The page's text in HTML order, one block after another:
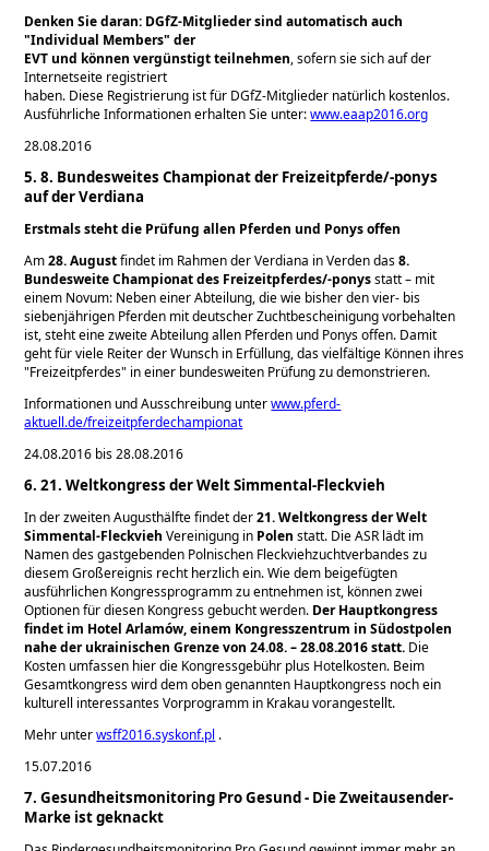
Denken Sie daran: DGfZ-Mitglieder sind automatisch auch
Individual Members der
EVT und können vergünstigt teilnehmen, sofern sie sich auf der
Internetseite registriert
haben. Diese Registrierung ist für DGfZ-Mitglieder natürlich kostenlos.
Ausführliche Informationen erhalten Sie unter:www.eaap2016.org
28.08.2016
5. 8. Bundesweites Championat der Freizeitpferde/-ponys
auf der Verdiana
Erstmals steht die Prüfung allen Pferden und Ponys offen
Am28. Augustfindet im Rahmen der Verdiana in Verden das8.
Bundesweite Championat des Freizeitpferdes/-ponysstatt – mit
einem Novum: Neben einer Abteilung, die wie bisher den vier- bis
siebenjährigen Pferden mit deutscher Zuchtbescheinigung vorbehalten
ist, steht eine zweite Abteilung allen Pferden und Ponys offen. Damit
geht für viele Reiter der Wunsch in Erfüllung, das vielfältige Können ihres
Freizeitpferdes in einer bundesweiten Prüfung zu demonstrieren.
Informationen und Ausschreibung unterwww.pferd-
aktuell.de/freizeitpferdechampionat
24.08.2016 bis 28.08.2016
6. 21. Weltkongress der Welt Simmental‐Fleckvieh
In der zweiten Augusthälfte findet der21. Weltkongress der Welt
Simmental‐FleckviehVereinigung in Polen statt. Die ASR lädt im
Namen des gastgebenden Polnischen Fleckviehzuchtverbandes zu
diesem Großereignis recht herzlich ein. Wie dem beigefügten
ausführlichen Kongressprogramm zu entnehmen ist, können zwei
Optionen für diesen Kongress gebucht werden. Der Hauptkongress
findet im Hotel Arlamów, einem Kongresszentrum in Südostpolen
nahe der ukrainischen Grenze von 24.08. – 28.08.2016 statt. Die
Kosten umfassen hier die Kongressgebühr plus Hotelkosten. Beim
Gesamtkongress wird dem oben genannten Hauptkongress noch ein
kulturell interessantes Vorprogramm in Krakau vorangestellt.
Mehr unterwsff2016.syskonf.pl .
15.07.2016
7. Gesundheitsmonitoring Pro Gesund - Die Zweitausender-
Marke ist geknackt